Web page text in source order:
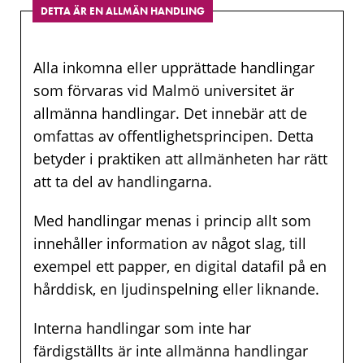
DETTA ÄR EN ALLMÄN HANDLING
Alla inkomna eller upprättade handlingar
som förvaras vid Malmö universitet är
allmänna handlingar. Det innebär att de
omfattas av offentlighetsprincipen. Detta
betyder i praktiken att allmänheten har rätt
att ta del av handlingarna.
Med handlingar menas i princip allt som
innehåller information av något slag, till
exempel ett papper, en digital datafil på en
hårddisk, en ljudinspelning eller liknande.
Interna handlingar som inte har
färdigställts är inte allmänna handlingar